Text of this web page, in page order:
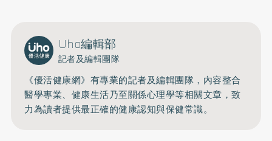
Uho編輯部
記者及編輯團隊
《優活健康網》有專業的記者及編輯團隊，內容整合
醫學專業、健康生活乃至關係心理學等相關文章，致
力為讀者提供最正確的健康認知與保健常識。